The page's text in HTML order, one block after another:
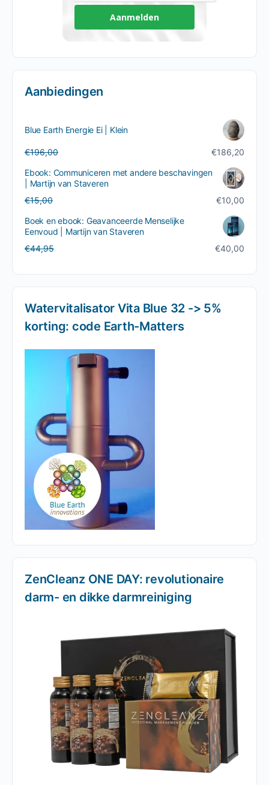
Aanmelden
Aanbiedingen
Blue Earth Energie Ei | Klein
€196,00Oorspronkelijke
was:
€196,00.
€186,20
Huidige
is:
€186,20.
Ebook: Communiceren met andere beschavingen
| Martijn van Staveren
€15,00Oorspronkelijke
was:
€15,00.
€10,00
Huidige
is:
€10,00.
Boek en ebook: Geavanceerde Menselijke
Eenvoud | Martijn van Staveren
€44,95Oorspronkelijke
€40,00
Huidige
Watervitalisator Vita Blue 32 -> 5%
korting: code Earth-Matters
ZenCleanz ONE DAY: revolutionaire
darm- en dikke darmreiniging